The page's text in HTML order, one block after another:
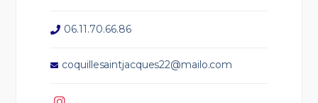
06.11.70.66.86
coquillesaintjacques22@mailo.com